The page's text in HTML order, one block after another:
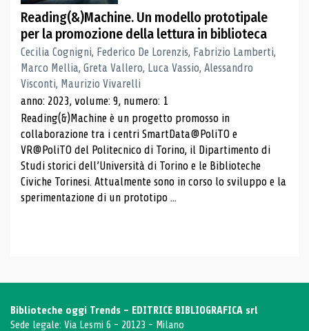
Reading(&)Machine. Un modello prototipale
per la promozione della lettura in biblioteca
Cecilia Cognigni, Federico De Lorenzis, Fabrizio Lamberti,
Marco Mellia, Greta Vallero, Luca Vassio, Alessandro
Visconti, Maurizio Vivarelli
anno: 2023, volume: 9, numero: 1
Reading(&)Machine è un progetto promosso in
collaborazione tra i centri SmartData@PoliTO e
VR@PoliTO del Politecnico di Torino, il Dipartimento di
Studi storici dell’Università di Torino e le Biblioteche
Civiche Torinesi. Attualmente sono in corso lo sviluppo e la
sperimentazione di un prototipo ...
Biblioteche oggi Trends - EDITRICE BIBLIOGRAFICA srl
Sede legale: Via Lesmi 6 - 20123 - Milano